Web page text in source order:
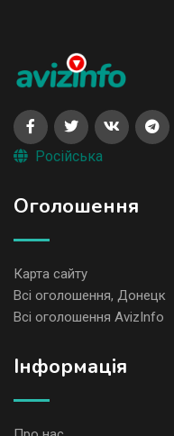
Російська
Оголошення
Карта сайту
Всі оголошення, Донецк
Всі оголошення AvizInfo
Iнформація